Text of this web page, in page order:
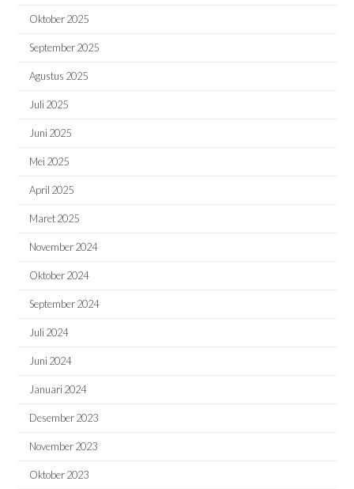
Oktober 2025
September 2025
Agustus 2025
Juli 2025
Juni 2025
Mei 2025
April 2025
Maret 2025
November 2024
Oktober 2024
September 2024
Juli 2024
Juni 2024
Januari 2024
Desember 2023
November 2023
Oktober 2023